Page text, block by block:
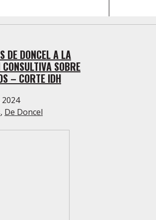
DE DONCEL A LA
SOBRE
– CORTE IDH
, De Doncel